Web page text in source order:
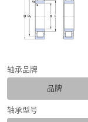
轴承品牌
品牌
轴承型号